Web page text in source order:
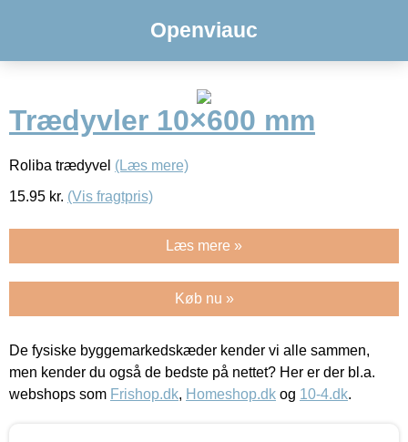
Openviauc
Trædyvler 10×600 mm
Roliba trædyvel (Læs mere)
15.95 kr. (Vis fragtpris)
Læs mere »
Køb nu »
De fysiske byggemarkedskæder kender vi alle sammen,
men kender du også de bedste på nettet? Her er der bl.a.
webshops som Frishop.dk, Homeshop.dk og 10-4.dk.